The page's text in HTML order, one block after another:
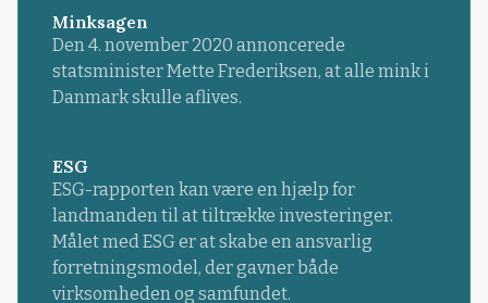
Minksagen
Den 4. november 2020 annoncerede
statsminister Mette Frederiksen, at alle mink i
Danmark skulle aflives.
ESG
ESG-rapporten kan være en hjælp for
landmanden til at tiltrække investeringer.
Målet med ESG er at skabe en ansvarlig
forretningsmodel, der gavner både
virksomheden og samfundet.